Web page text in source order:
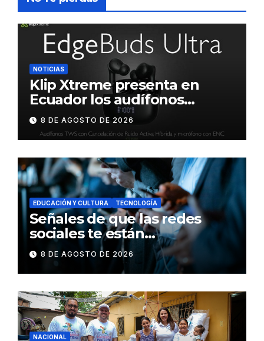
NOTICIAS
Klip Xtreme presenta en
Ecuador los audífonos
DynaBuds con sonido
inteligente y control táctil
8 DE AGOSTO DE 2026
EDUCACIÓN Y CULTURA TECNOLOGÍA
Señales de que las redes
sociales te están
consumiendo
8 DE AGOSTO DE 2026
NACIONAL